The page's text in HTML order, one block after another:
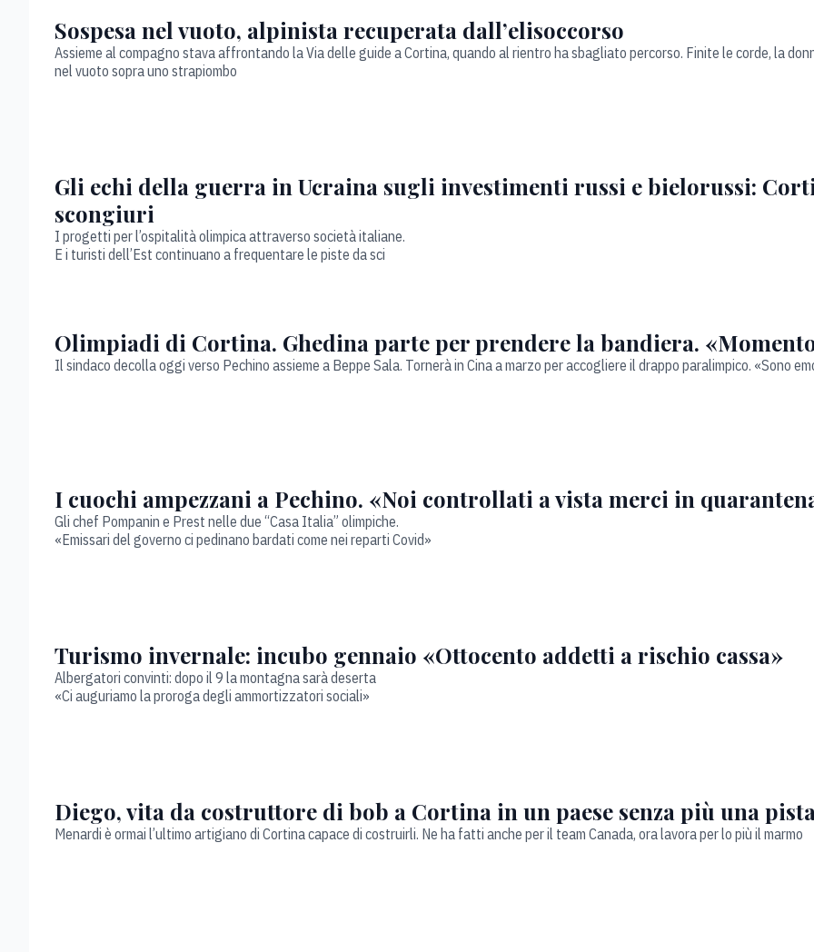
Sospesa nel vuoto, alpinista recuperata dall’elisoccorso
Assieme al compagno stava affrontando la Via delle guide a Cortina, quando al rientro ha sbagliato percorso. Finite le corde, la
nel vuoto sopra uno strapiombo
Gli echi della guerra in Ucraina sugli investimenti russi e bielorussi:
scongiuri
I progetti per l’ospitalità olimpica attraverso società italiane.
E i turisti dell’Est continuano a frequentare le piste da sci
Olimpiadi di Cortina. Ghedina parte per prendere la bandiera.
Il sindaco decolla oggi verso Pechino assieme a Beppe Sala. Tornerà in Cina a marzo per accogliere il drappo paralimpico. «Sono
I cuochi ampezzani a Pechino. «Noi controllati a vista merci in
Gli chef Pompanin e Prest nelle due “Casa Italia” olimpiche.
«Emissari del governo ci pedinano bardati come nei reparti Covid»
Turismo invernale: incubo gennaio «Ottocento addetti a rischio cassa»
Albergatori convinti: dopo il 9 la montagna sarà deserta
«Ci auguriamo la proroga degli ammortizzatori sociali»
Diego, vita da costruttore di bob a Cortina in un paese senza più una
Menardi è ormai l’ultimo artigiano di Cortina capace di costruirli. Ne ha fatti anche per il team Canada, ora lavora per lo più il marmo